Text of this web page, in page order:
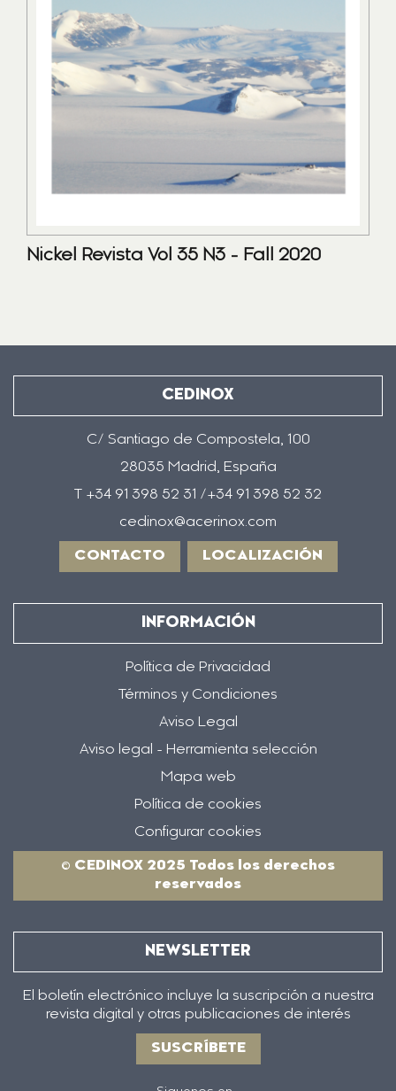
Nickel Revista Vol 35 N3 - Fall 2020
CEDINOX
C/ Santiago de Compostela, 100
28035 Madrid, España
T +34 91 398 52 31 /+34 91 398 52 32
cedinox@acerinox.com
CONTACTO LOCALIZACIÓN
INFORMACIÓN
Política de Privacidad
Términos y Condiciones
Aviso Legal
Aviso legal - Herramienta selección
Mapa web
Política de cookies
Configurar cookies
© CEDINOX 2025 Todos los derechos
reservados
NEWSLETTER
El boletín electrónico incluye la suscripción a nuestra
revista digital y otras publicaciones de interés
SUSCRÍBETE